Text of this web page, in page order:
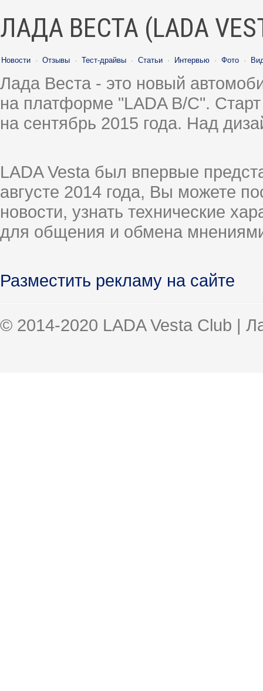
ЛАДА ВЕСТА (LADA
Новости · Отзывы · Тест-драйвы · Статьи · Интервью · Фото ·
Лада Веста - это новый
на платформе "LADA B/C".
на сентябрь 2015 года. Над
LADA Vesta был впервые
августе 2014 года, Вы можете
новости, узнать технические
для общения и обмена
Разместить рекламу на сайте
© 2014-2020 LADA Vesta Club |